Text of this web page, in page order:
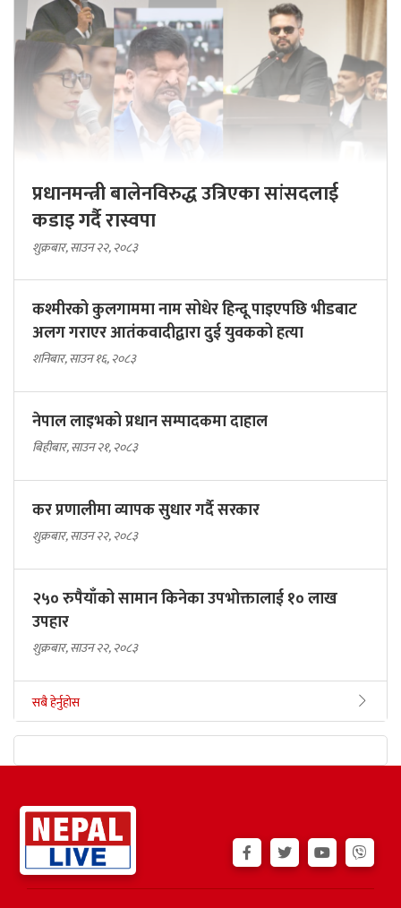
प्रधानमन्त्री बालेनविरुद्ध उत्रिएका सांसदलाई
कडाइ गर्दै रास्वपा
शुक्रबार, साउन २२, २०८३
कश्मीरको कुलगाममा नाम सोधेर हिन्दू पाइएपछि भीडबाट
अलग गराएर आतंकवादीद्वारा दुई युवकको हत्या
शनिबार, साउन १६, २०८३
नेपाल लाइभको प्रधान सम्पादकमा दाहाल
बिहीबार, साउन २१, २०८३
कर प्रणालीमा व्यापक सुधार गर्दै सरकार
शुक्रबार, साउन २२, २०८३
२५० रुपैयाँको सामान किनेका उपभोक्तालाई १० लाख
उपहार
शुक्रबार, साउन २२, २०८३
सबै हेर्नुहोस